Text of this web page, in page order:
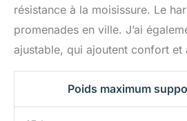
résistance à la moisissure. Le
promenades en ville. J’ai
ajustable, qui ajoutent confort et
Poids maximum